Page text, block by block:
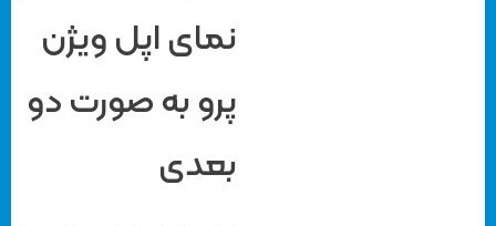
نمای اپل ویژن
پرو به صورت دو
بعدی